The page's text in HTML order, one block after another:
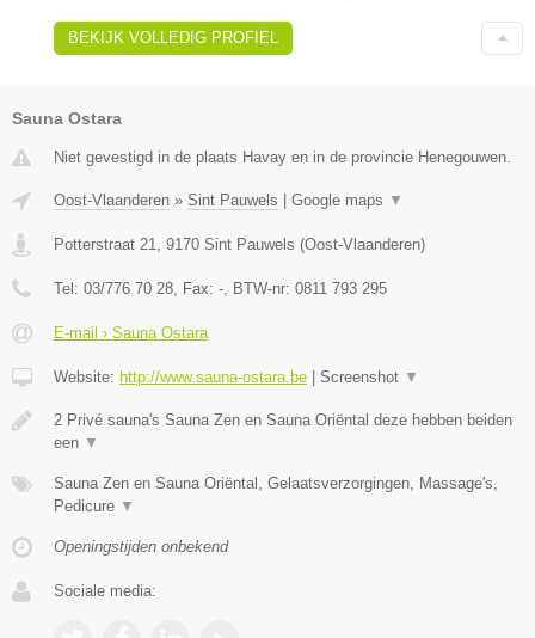
BEKIJK VOLLEDIG PROFIEL
Sauna Ostara
Niet gevestigd in de plaats Havay en in de provincie Henegouwen.
Oost-Vlaanderen » Sint Pauwels | Google maps ▼
Potterstraat 21 9170 Sint Pauwels (Oost-Vlaanderen)
Tel: 03/776 70 28 , Fax: - , BTW-nr: 0811 793 295
E-mail › Sauna Ostara
Website: http://www.sauna-ostara.be | Screenshot ▼
2 Privé sauna's Sauna Zen en Sauna Oriëntal deze hebben beiden
een ▼
Sauna Zen en Sauna Oriëntal, Gelaatsverzorgingen, Massage's,
Pedicure ▼
Openingstijden onbekend
Sociale media: